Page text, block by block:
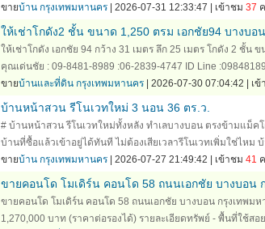
ขายบ้าน กรุงเทพมหานคร| 2026-07-31 12:33:47 | เข้าชม 37
ให้เช่าโกดัง2 ชั้น ขนาด 1,250 ตรม เอกชัย94 บางบอน
ให้เช่าโกดัง เอกชัย 94 กว้าง 31 เมตร ลึก 25 เมตร โกดัง 2 ชั้น
คุณเด่นชัย : 09-8481-8989 :06-2839-4747 ID Line
ขายบ้านและที่ดิน กรุงเทพมหานคร| 2026-07-30 07:04:42 | เข้
บ้านหน้าสวน รีโนเวทใหม่ 3 นอน 36 ตร.ว.
# บ้านหน้าสวน รีโนเวทใหม่ทั้งหลัง ทำเลบางบอน ตรงข้ามแม็
บ้านที่ซื้อแล้วเข้าอยู่ได้ทันที ไม่ต้องเสียเวลารีโนเวทเพิ่มใช่ไหม
ขายบ้าน กรุงเทพมหานคร| 2026-07-27 21:49:42 | เข้าชม 41
ขายคอนโด โมเดิร์น คอนโด 58 ถนนเอกชัย บางบอน
ขายคอนโด โมเดิร์น คอนโด 58 ถนนเอกชัย บางบอน กรุงเทพม
1,270,000 บาท (ราคาต่อรองได้) รายละเอียดทรัพย์ - พื้นที่ใช้สอย